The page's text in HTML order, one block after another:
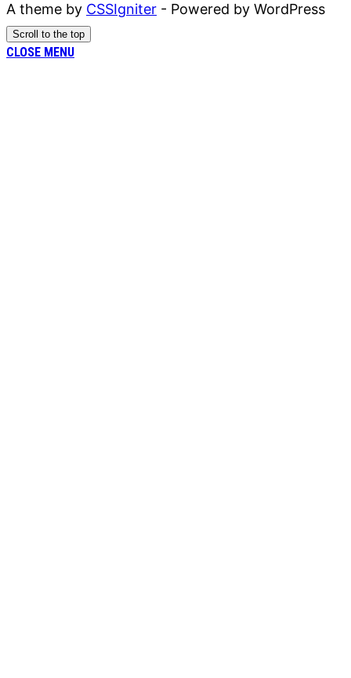
A theme by CSSIgniter - Powered by WordPress
Scroll to the top
CLOSE MENU